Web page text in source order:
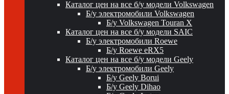
Каталог цен на все б/у модели Volkswagen
Б/у электромобили Volkswagen
Б/у Volkswagen Touran X
Каталог цен на все б/у модели SAIC
Б/у электромобили Roewe
Б/у Roewe eRX5
Каталог цен на все б/у модели Geely
Б/у электромобили Geely
Б/у Geely Borui
Б/у Geely Dihao